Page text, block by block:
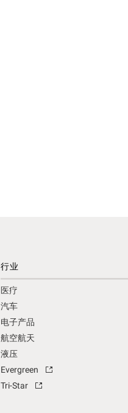
行业
医疗
汽车
电子产品
航空航天
液压
Evergreen
Tri-Star